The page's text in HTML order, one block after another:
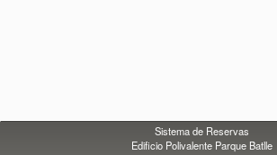
Sistema de Reservas
Edificio Polivalente Parque Batlle